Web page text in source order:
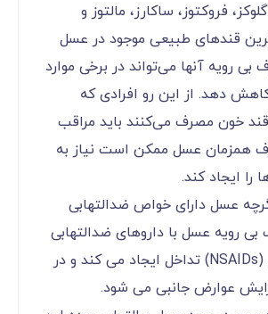
فروکتوز، ساکارز، مالتوز و
قندهای طبیعی موجود در عسل
رویه آنها می‌تواند در برخی موارد
دهد. از این رو افرادی که
خون مصرف می‌کنند باید مراقب
همزمان عسل ممکن است نیاز به
را ایجاد کند.
عسل دارای خواص ضدالتهابی
رویه عسل با داروهای ضدالتهابی
غیر استروئیدی (NSAIDs) تداخل ایجاد می کند و در
عوارض جانبی می شود.